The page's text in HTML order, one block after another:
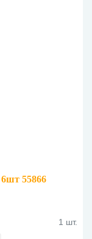
55866
1 шт.